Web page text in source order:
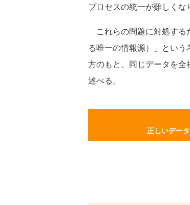
プロセスの統一が難しくな
これらの問題に対処する
る唯一の情報源）」とい
方のもと、同じデータを
述べる。
正しいデー